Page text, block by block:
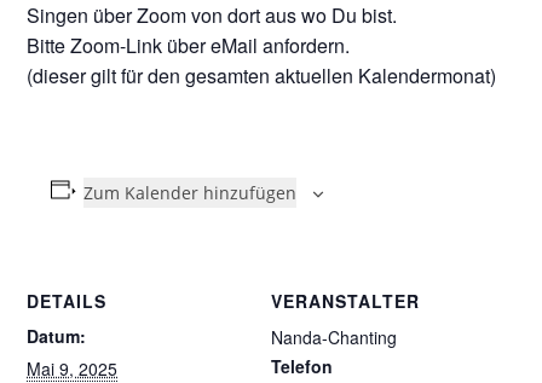
Singen über Zoom von dort aus wo Du bist.
Bitte Zoom-Link über eMail anfordern.
(dieser gilt für den gesamten aktuellen Kalendermonat)
Zum Kalender hinzufügen
DETAILS
Datum:
Mai 9, 2025
VERANSTALTER
Nanda-Chanting
Telefon